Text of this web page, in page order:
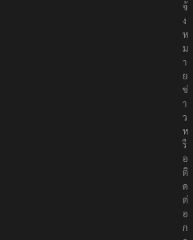
จ้
ง
ห
ม
า
ย
ข่
า
ว
ห
รื
อ
ติ
ด
ต่
อ
ก